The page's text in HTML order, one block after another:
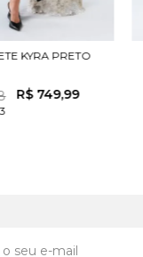
KYRA PRETO
R$ 749,99